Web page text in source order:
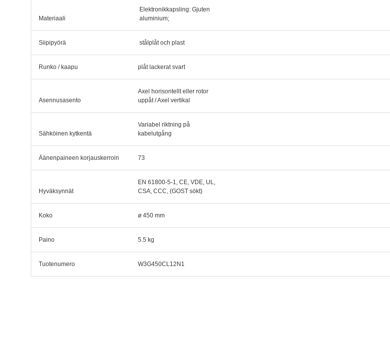
Materiaali
Elektronikkapsling: Gjuten
aluminium;
Siipipyörä stålplåt och plast
Runko / kaapu plåt lackerat svart
Asennusasento
Axel horisontellt eller rotor
uppåt / Axel vertikal
Sähköinen kytkentä
Variabel riktning på
kabelutgång
Äänenpaineen korjauskerroin 73
Hyväksynnät
EN 61800-5-1, CE, VDE, UL,
CSA, CCC, (GOST sökt)
Koko ø 450 mm
Paino 5.5 kg
Tuotenumero W3G450CL12N1